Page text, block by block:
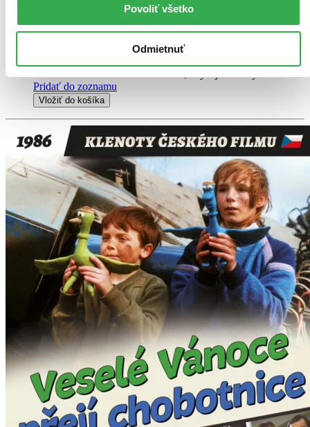
Povoliť všetko
Odmietnuť
3,70 €
Na sklade 1 ks
Tento film máme síce aktuálne na sklade, máme však už iba
Pridať do zoznamu
Vložiť do košíka